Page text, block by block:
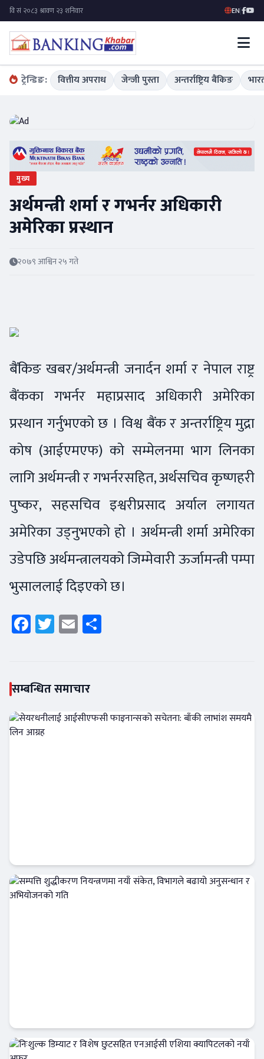
EN|
ट्रेन्डिङ: वित्तीय अपराध जेन्जी पुस्ता अन्तर्राष्ट्रिय बैंकिङ
मुख्य
अर्थमन्त्री शर्मा र गभर्नर अधिकारी
अमेरिका प्रस्थान
२०७९ आश्विन २५ गते
बैंकिङ खबर/अर्थमन्त्री जनार्दन शर्मा र नेपाल राष्ट्र
बैंकका गभर्नर महाप्रसाद अधिकारी अमेरिका
प्रस्थान गर्नुभएको छ । विश्व बैंक र अन्तर्राष्ट्रिय मुद्रा
कोष (आईएमएफ) को सम्मेलनमा भाग लिनका
लागि अर्थमन्त्री र गभर्नरसहित, अर्थसचिव कृष्णहरी
पुष्कर, सहसचिव इश्वरीप्रसाद अर्याल लगायत
अमेरिका उड्नुभएको हो । अर्थमन्त्री शर्मा अमेरिका
उडेपछि अर्थमन्त्रालयको जिम्मेवारी ऊर्जामन्त्री पम्पा
भुसाललाई दिइएको छ।
Facebook
Twitter
Email
सम्बन्धित समाचार
फिन–टेक
अर्थतन्त्र